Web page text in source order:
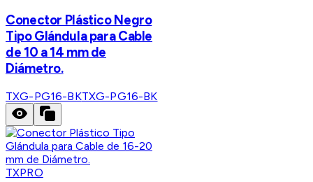
Conector Plástico Negro
Tipo Glándula para Cable
de 10 a 14 mm de
Diámetro.
TXG-PG16-BKTXG-PG16-BK
TXPRO